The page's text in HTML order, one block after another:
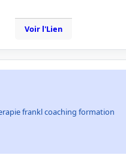
Voir l'Lien
frankl coaching formation